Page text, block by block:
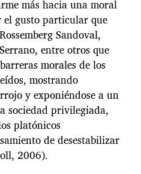
más hacia una moral
gusto particular que
Sandoval,
entre otros que
morales de los
mostrando
y exponiéndose a un
sociedad privilegiada,
platónicos
de desestabilizar
2006).